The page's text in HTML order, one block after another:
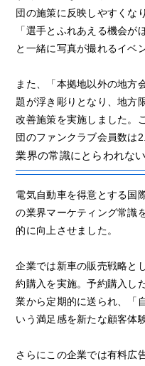
団の施策に反映しやすくな
「選手とふれあえる機会
と一緒に写真が撮れるイベ
また、「本拠地以外の地方
題が浮き彫りとなり、地方
改善施策を実施しました。
団のファンクラブ会員数は
業界の常識にとらわれな
電気自動車を得意とする国
の業界マーケティング常識
的に向上させました。
企業では新車の販売戦略と
約購入を実施。予約購入し
業から定期的に送られ、「
いう満足感を新たな顧客体
さらにこの企業では有料広